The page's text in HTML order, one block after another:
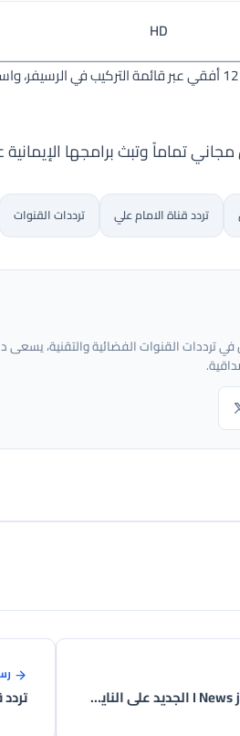
HD
أدخل التردد 12562 أفقي عبر قائمة التركيب في
تماماً وتبث برامجها
تردد قناة الامام علي ترددات القنوات
القنوات الفضائية والتقنية، يسعى
تردد قناة اي نيوز I News الجديد على النايل سات 2026